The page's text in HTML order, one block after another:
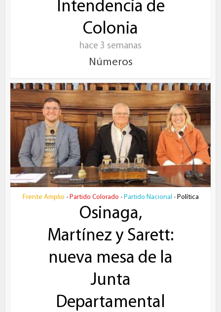
Intendencia de
Colonia
hace 3 semanas
Números
Frente Amplio • Partido Colorado • Partido Nacional • Política
Osinaga,
Martínez y Sarett:
nueva mesa de la
Junta
Departamental